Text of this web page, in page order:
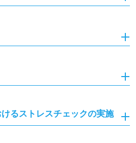
るストレスチェックの実施